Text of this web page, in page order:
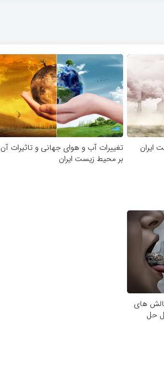
ایران
تغییرات آب و هوای جهانی و تاثیرات آن
بر محیط زیست ایران
های
حل